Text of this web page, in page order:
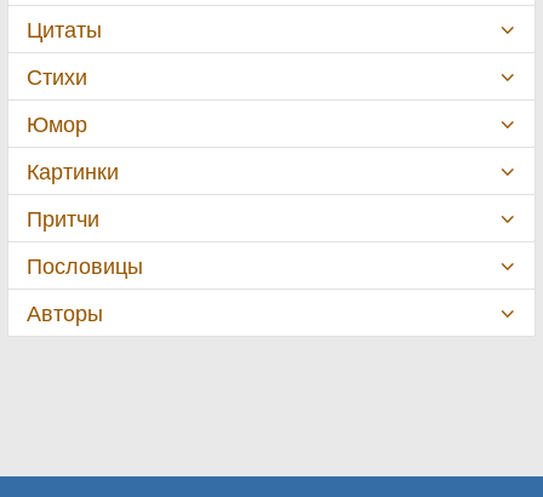
Цитаты
Стихи
Юмор
Картинки
Притчи
Пословицы
Авторы